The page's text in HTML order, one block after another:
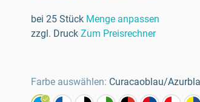
bei 25 Stück Menge anpassen
zzgl. Druck Zum Preisrechner
Farbe auswählen: Curacaoblau/